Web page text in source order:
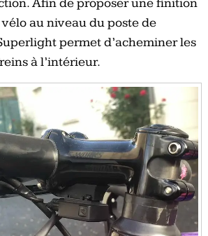
Afin de proposer une finition
au niveau du poste de
permet d’acheminer les
à l’intérieur.